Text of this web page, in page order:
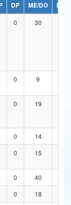
DP ME/DO
MP/
0 30
0 9
0 19
0 14
0 15
0 40
0 18